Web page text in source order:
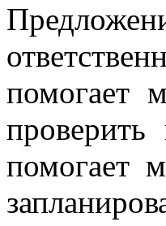
помогает
помогает